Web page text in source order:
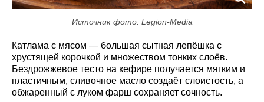
Источник фото: Legion-Media
Катлама с мясом — большая сытная лепёшка с
хрустящей корочкой и множеством тонких слоёв.
Бездрожжевое тесто на кефире получается мягким и
пластичным, сливочное масло создаёт слоистость, а
обжаренный с луком фарш сохраняет сочность.